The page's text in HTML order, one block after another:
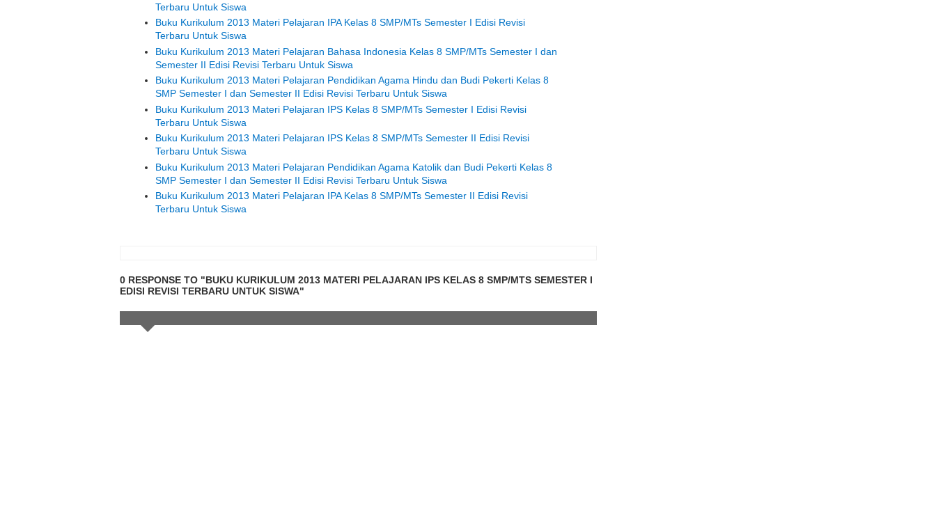
Terbaru Untuk Siswa
Buku Kurikulum 2013 Materi Pelajaran IPA Kelas 8 SMP/MTs Semester I Edisi Revisi
Terbaru Untuk Siswa
Buku Kurikulum 2013 Materi Pelajaran Bahasa Indonesia Kelas 8 SMP/MTs Semester I dan
Semester II Edisi Revisi Terbaru Untuk Siswa
Buku Kurikulum 2013 Materi Pelajaran Pendidikan Agama Hindu dan Budi Pekerti Kelas 8
SMP Semester I dan Semester II Edisi Revisi Terbaru Untuk Siswa
Buku Kurikulum 2013 Materi Pelajaran IPS Kelas 8 SMP/MTs Semester I Edisi Revisi
Terbaru Untuk Siswa
Buku Kurikulum 2013 Materi Pelajaran IPS Kelas 8 SMP/MTs Semester II Edisi Revisi
Terbaru Untuk Siswa
Buku Kurikulum 2013 Materi Pelajaran Pendidikan Agama Katolik dan Budi Pekerti Kelas 8
SMP Semester I dan Semester II Edisi Revisi Terbaru Untuk Siswa
Buku Kurikulum 2013 Materi Pelajaran IPA Kelas 8 SMP/MTs Semester II Edisi Revisi
Terbaru Untuk Siswa
0 RESPONSE TO "BUKU KURIKULUM 2013 MATERI PELAJARAN IPS KELAS 8 SMP/MTS SEMESTER I
EDISI REVISI TERBARU UNTUK SISWA"